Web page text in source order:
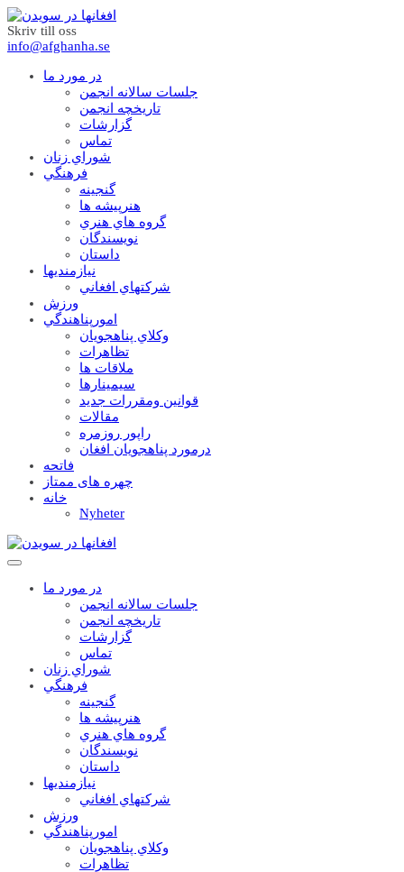
Skriv till oss
info@afghanha.se
در مورد ما
جلسات سالانه انجمن
تاریخچه انجمن
گزارشات
تماس
شوراي زنان
فرهنگي
گنجينه
هنرپيشه ها
گروه هاي هنري
نويسندگان
داستان
نيازمنديها
شرکتهاي افغاني
ورزش
امورپناهندگي
وکلاي پناهجويان
تظاهرات
ملاقات ها
سيمينارها
قوانين ومقررات جديد
مقالات
راپور روزمره
درمورد پناهجويان افغان
فاتحه
چهره های ممتاز
خانه
Nyheter
در مورد ما
جلسات سالانه انجمن
تاریخچه انجمن
گزارشات
تماس
شوراي زنان
فرهنگي
گنجينه
هنرپيشه ها
گروه هاي هنري
نويسندگان
داستان
نيازمنديها
شرکتهاي افغاني
ورزش
امورپناهندگي
وکلاي پناهجويان
تظاهرات